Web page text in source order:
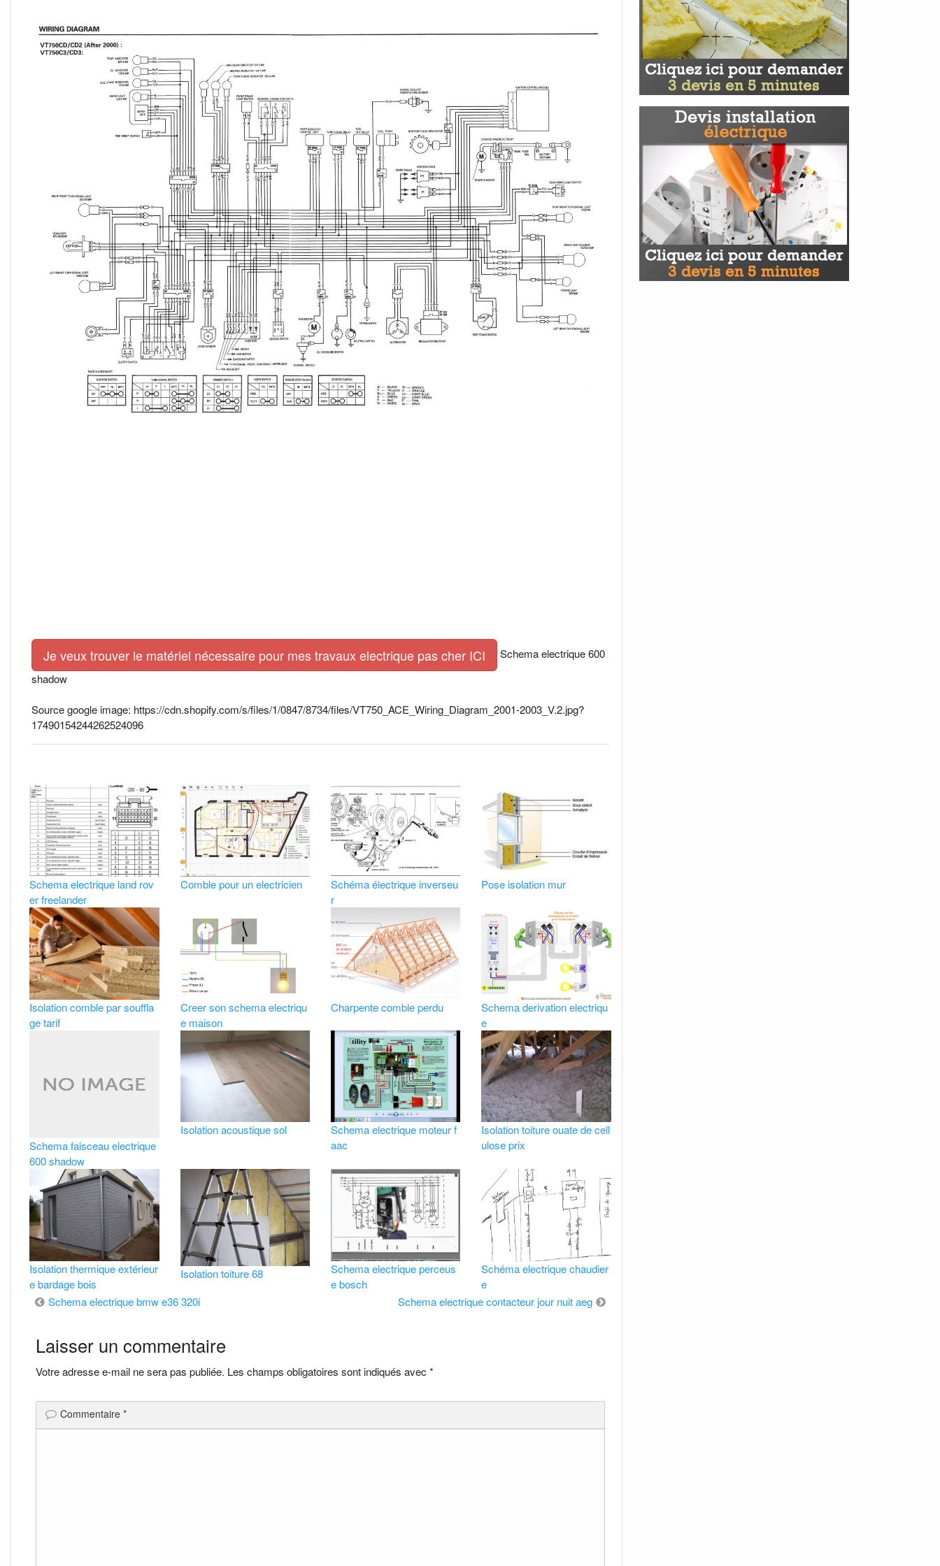
Je veux trouver le matériel nécessaire pour mes travaux electrique pas cher ICI
Schema electrique 600
shadow
Source google image: https://cdn.shopify.com/s/files/1/0847/8734/files/VT750_ACE_Wiring_Diagram_2001-2003_V.2.jpg?
17490154244262524096
Schema electrique land rov
er freelander
Comble pour un electricien
Schéma électrique inverseu
r
Pose isolation mur
Isolation comble par souffla
ge tarif
Creer son schema electriqu
e maison
Charpente comble perdu
Schema derivation electriqu
e
Schema faisceau electrique
600 shadow
Isolation acoustique sol
Schema electrique moteur f
aac
Isolation toiture ouate de cell
ulose prix
Isolation thermique extérieur
e bardage bois
Isolation toiture 68
Schema electrique perceus
e bosch
Schéma electrique chaudier
e
Navigation
de
l’article
Schema electrique bmw e36 320i Schema electrique contacteur jour nuit aeg
Laisser un commentaire
Votre adresse e-mail ne sera pas publiée. Les champs obligatoires sont indiqués avec *
Commentaire *